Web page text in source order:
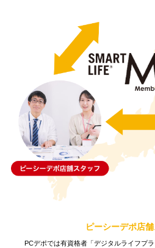
ピーシーデポ店
PCデポでは有資格者「デジタルライフプ